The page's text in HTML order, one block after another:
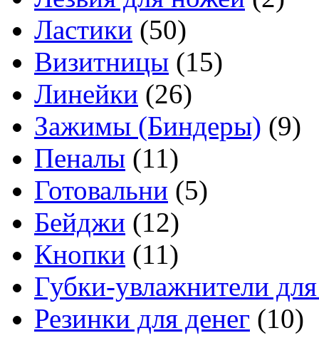
Ластики (50)
Визитницы (15)
Линейки (26)
Зажимы (Биндеры) (9)
Пеналы (11)
Готовальни (5)
Бейджи (12)
Кнопки (11)
Губки-увлажнители
Резинки для денег (10)